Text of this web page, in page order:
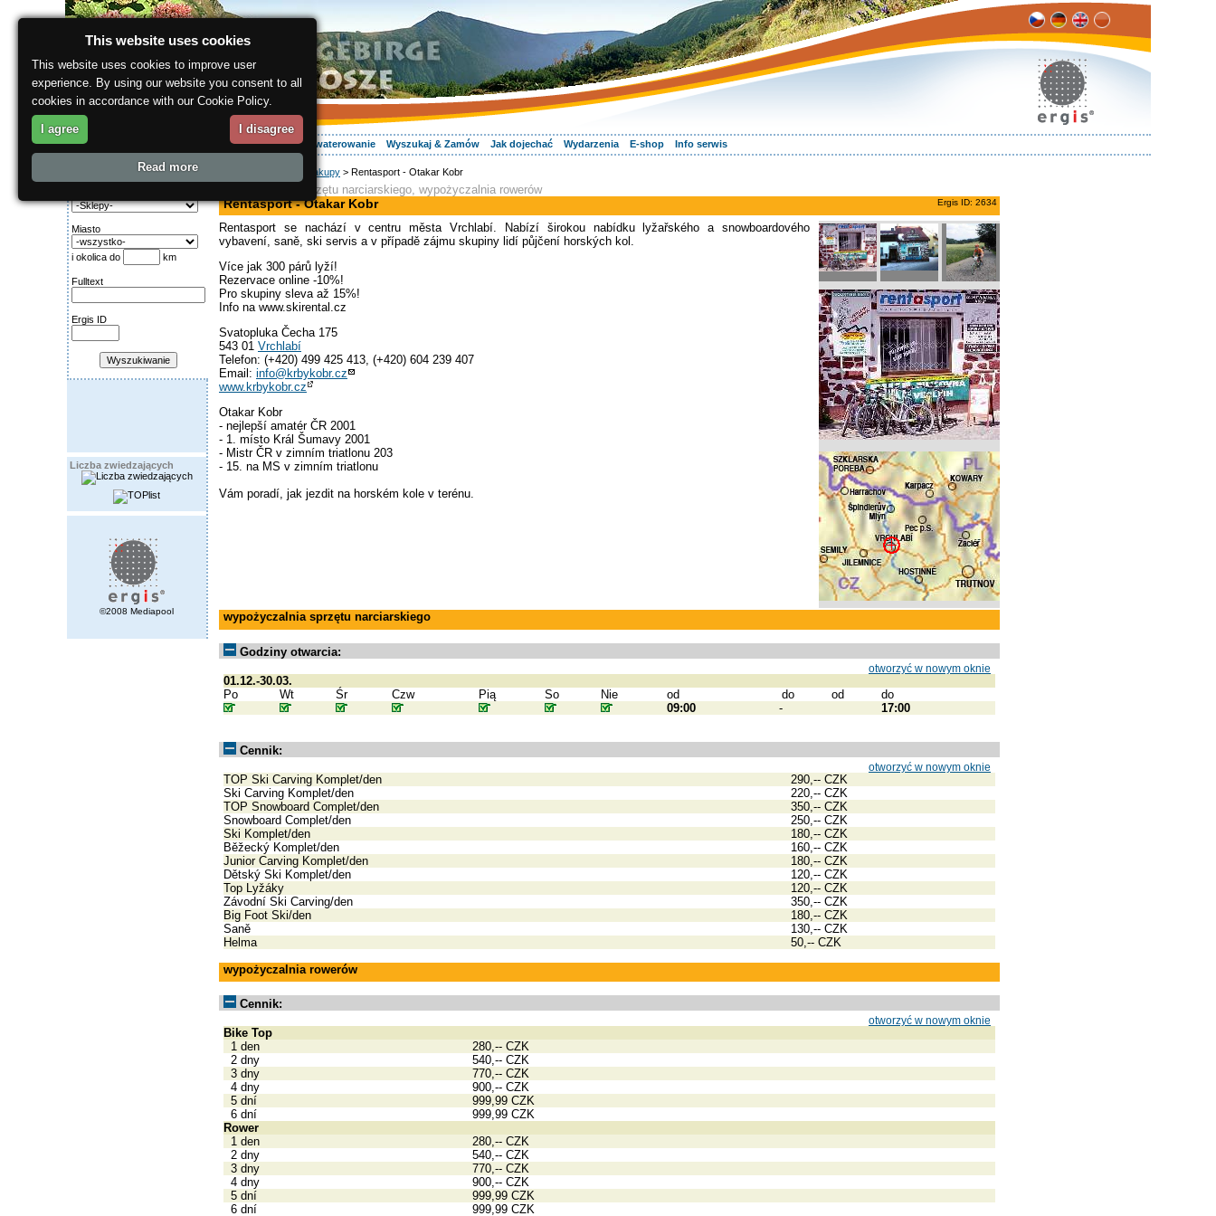
O regionie Wasz urlop Zakwaterowanie Wyszukaj & Zamów Jak dojechać Wydarzenia E-shop Info serwis
Wyszukiwanie:
Miasto
i okolica do km
Fulltext
Ergis ID
Liczba zwiedzających
©2008 Mediapool
Zakupy > Rentasport - Otakar Kobr
wypożyczalnia sprzętu narciarskiego, wypożyczalnia rowerów
Ergis ID: 2634
Rentasport - Otakar Kobr
Rentasport se nachází v centru města Vrchlabí. Nabízí širokou nabídku lyžařského a snowboardového
vybavení, saně, ski servis a v případě zájmu skupiny lidí půjčení horských kol.
Více jak 300 párů lyží!
Rezervace online -10%!
Pro skupiny sleva až 15%!
Info na www.skirental.cz
Svatopluka Čecha 175
543 01 Vrchlabí
Telefon: (+420) 499 425 413, (+420) 604 239 407
Email: info@krbykobr.cz
www.krbykobr.cz
Otakar Kobr
- nejlepší amatér ČR 2001
- 1. místo Král Šumavy 2001
- Mistr ČR v zimním triatlonu 203
- 15. na MS v zimním triatlonu
Vám poradí, jak jezdit na horském kole v terénu.
wypożyczalnia sprzętu narciarskiego
Godziny otwarcia:
otworzyć w nowym oknie
01.12.-30.03.
Po
Wt Śr Czw Pią So Nie od do od
do
09:00
- 17:00
Cennik:
otworzyć w nowym oknie
TOP Ski Carving Komplet/den
290,-- CZK
Ski Carving Komplet/den
220,-- CZK
TOP Snowboard Complet/den
350,-- CZK
Snowboard Complet/den
250,-- CZK
Ski Komplet/den
180,-- CZK
Běžecký Komplet/den
160,-- CZK
Junior Carving Komplet/den
180,-- CZK
Dětský Ski Komplet/den
120,-- CZK
Top Lyžáky
120,-- CZK
Závodní Ski Carving/den
350,-- CZK
Big Foot Ski/den
180,-- CZK
Saně
130,-- CZK
Helma
50,-- CZK
wypożyczalnia rowerów
Cennik:
otworzyć w nowym oknie
Bike Top
1 den
280,-- CZK
2 dny
540,-- CZK
3 dny
770,-- CZK
4 dny
900,-- CZK
5 dní
999,99 CZK
6 dní
999,99 CZK
Rower
1 den
280,-- CZK
2 dny
540,-- CZK
3 dny
770,-- CZK
4 dny
900,-- CZK
5 dní
999,99 CZK
6 dní
999,99 CZK
This website uses cookies
This website uses cookies to improve user
experience. By using our website you consent to all
cookies in accordance with our Cookie Policy.
I agree I disagree
Read more